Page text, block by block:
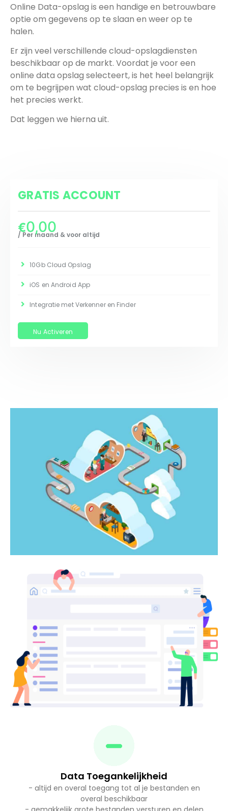
Online Data-opslag is een handige en betrouwbare
optie om gegevens op te slaan en weer op te
halen.
Er zijn veel verschillende cloud-opslagdiensten
beschikbaar op de markt. Voordat je voor een
online data opslag selecteert, is het heel belangrijk
om te begrijpen wat cloud-opslag precies is en hoe
het precies werkt.
Dat leggen we hierna uit.
GRATIS ACCOUNT
€0,00
/ Per maand & voor altijd
10Gb Cloud Opslag
iOS en Android App
Integratie met Verkenner en Finder
Nu Activeren
Data Toegankelijkheid
- altijd en overal toegang tot al je bestanden en
overal beschikbaar